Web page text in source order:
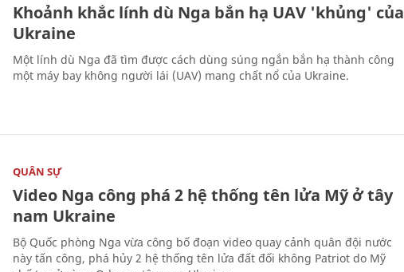
Khoảnh khắc lính dù Nga bắn hạ UAV 'khủng' của
Ukraine
Một lính dù Nga đã tìm được cách dùng súng ngắn bắn hạ thành công
một máy bay không người lái (UAV) mang chất nổ của Ukraine.
QUÂN SỰ
Video Nga công phá 2 hệ thống tên lửa Mỹ ở tây
nam Ukraine
Bộ Quốc phòng Nga vừa công bố đoạn video quay cảnh quân đội nước
này tấn công, phá hủy 2 hệ thống tên lửa đất đối không Patriot do Mỹ